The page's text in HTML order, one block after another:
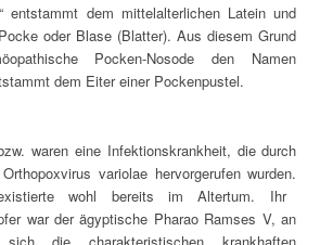
“ entstammt dem mittelalterlichen Latein und
oder Blase (Blatter). Aus diesem Grund
Pocken-Nosode den Namen
dem Eiter einer Pockenpustel.
waren eine Infektionskrankheit, die durch
variolae hervorgerufen wurden.
wohl bereits im Altertum. Ihr
war der ägyptische Pharao Ramses V, an